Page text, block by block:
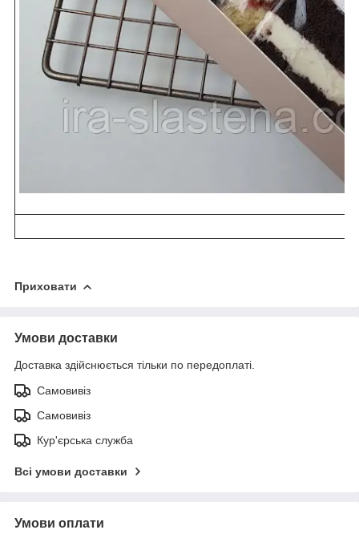
Приховати
Умови доставки
Доставка здійснюється тільки по передоплаті.
Самовивіз
Самовивіз
Кур'єрська служба
Всі умови доставки
Умови оплати